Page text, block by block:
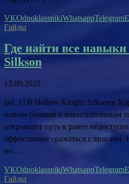
VKOdnoklassnikiWhatsappTelegram
Гайды
Где найти все
Silkson
13.09.2025
[ad_1] В Hollow Knight: Silksong
новым боевым и навигационным
открывают путь к ранее
эффективнее сражаться с
по …
VKOdnoklassnikiWhatsappTelegram
Гайды